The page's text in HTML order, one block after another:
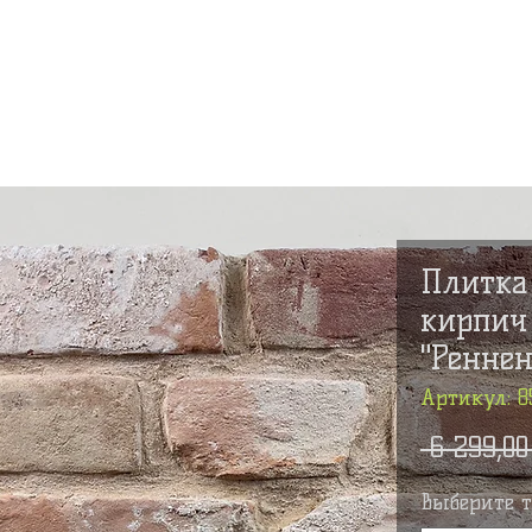
кирпич
Артикул:
6
Выберите